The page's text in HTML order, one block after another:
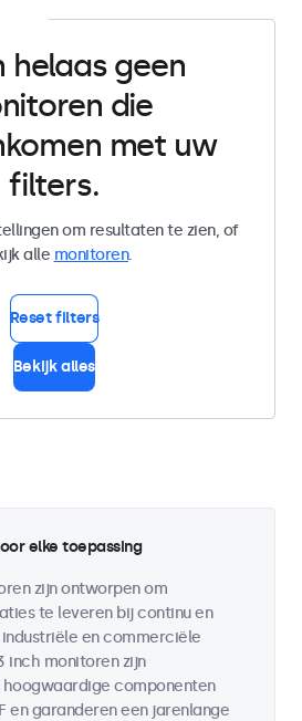
helaas geen
die
met uw
filters.
om resultaten te zien, of
alle monitoren.
Reset filters
Bekijk alles
elke toepassing
zijn ontworpen om
te leveren bij continu en
en commerciële
inch monitoren zijn
componenten
en garanderen een jarenlange